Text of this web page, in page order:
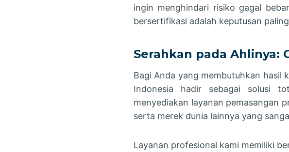
ingin menghindari risiko gagal
bersertifikasi adalah keputusan
Serahkan pada Ahlinya:
Bagi Anda yang membutuhkan hasil
Indonesia hadir sebagai solusi
menyediakan layanan pemasangan
serta merek dunia lainnya yang
Layanan profesional kami memiliki